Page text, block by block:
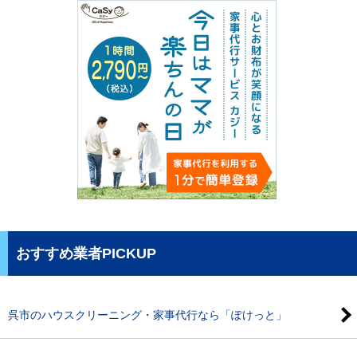
おすすめ業者PICKUP
呉市のハウスクリーニング・家事代行なら「ぽけっと」